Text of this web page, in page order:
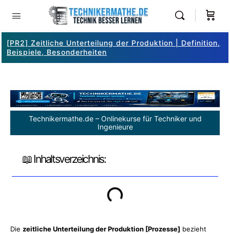
[PR2] Zeitliche Unterteilung der Produktion | Definition,
Beispiele, Besonderheiten
Technikermathe.de – Onlinekurse für Techniker und
Ingenieure
📖 Inhaltsverzeichnis:
Die zeitliche Unterteilung der Produktion [Prozesse] bezieht